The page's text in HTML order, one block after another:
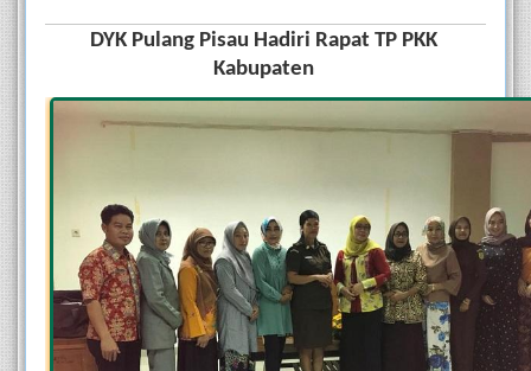
DYK Pulang Pisau Hadiri Rapat TP PKK
Kabupaten